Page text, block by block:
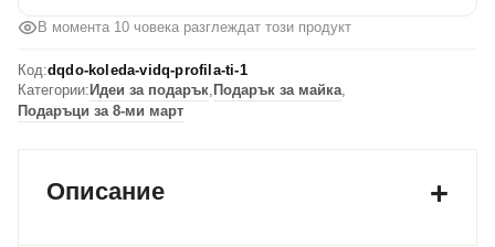
мамаВ момента 10 човека разглеждат този продукт
Код:dqdo-koleda-vidq-profila-ti-1
Категории: Идеи за подарък, Подарък за майка,
Подаръци за 8-ми март
Описание